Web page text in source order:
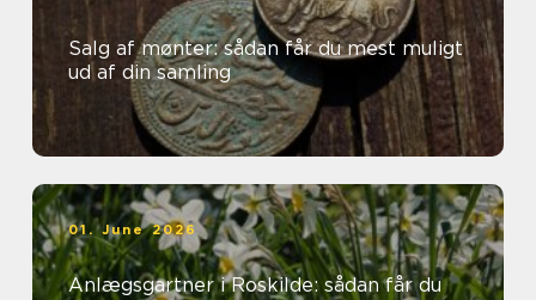
Salg af mønter: sådan får du mest muligt
ud af din samling
01. June 2026
Anlægsgartner i Roskilde: sådan får du